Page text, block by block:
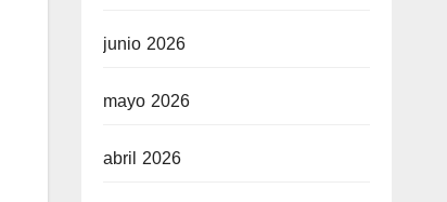
junio 2026
mayo 2026
abril 2026